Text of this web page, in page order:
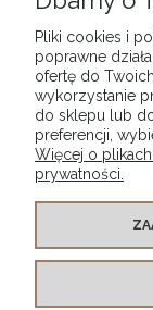
Obsługa klienta
Moje konto
Pliki cookies i
poprawne
ofertę do
wykorzystanie
do sklepu lub
preferencji,
Więcej o
prywatności.